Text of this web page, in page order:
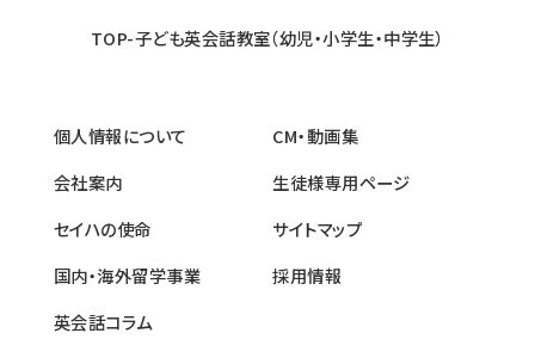
TOP-子ども英会話教室（幼児・小学生・中学生）
個人情報について
会社案内
セイハの使命
国内・海外留学事業
英会話コラム
CM・動画集
生徒様専用ページ
サイトマップ
採用情報